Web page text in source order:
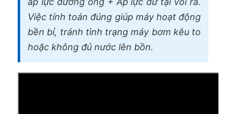
Việc tính toán đúng giúp máy hoạt động
bền bỉ, tránh tình trạng máy bơm kêu to
hoặc không đủ nước lên bồn.